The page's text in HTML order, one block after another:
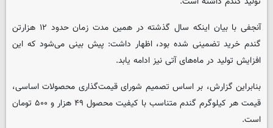
آنجفی با بیان اینکه سال گذشته در همین مدت زمان حدود ۱۲ هزارتن
گندم خرید تضمینی شده بود، اظهار داشت: پیش بینی می‌شود که این
افزایش تولید در ماه‌های آتی نیز ادامه یابد.
بنابراین گزارش، بر اساس تصمیم شورای قیمت‌گذاری محصولات اساسی،
قیمت هر کیلوگرم گندم متناسب با کیفیت محصول ۴۹ هزار و ۵۰۰ تومان
است.